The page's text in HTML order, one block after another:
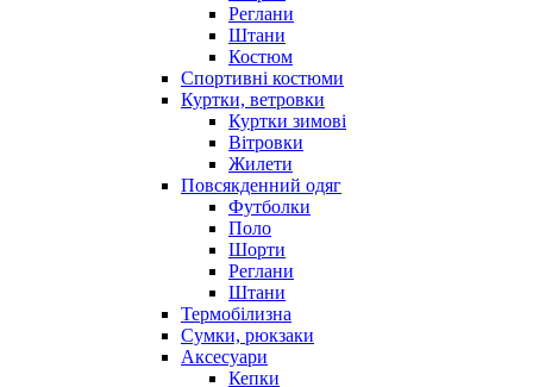
Реглани
Штани
Костюм
Спортивні костюми
Куртки, ветровки
Куртки зимові
Вітровки
Жилети
Повсякденний одяг
Футболки
Поло
Шорти
Реглани
Штани
Термобілизна
Сумки, рюкзаки
Аксесуари
Кепки